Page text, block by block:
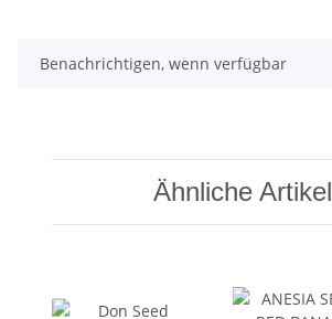
Benachrichtigen, wenn verfügbar
Ähnliche Artikel